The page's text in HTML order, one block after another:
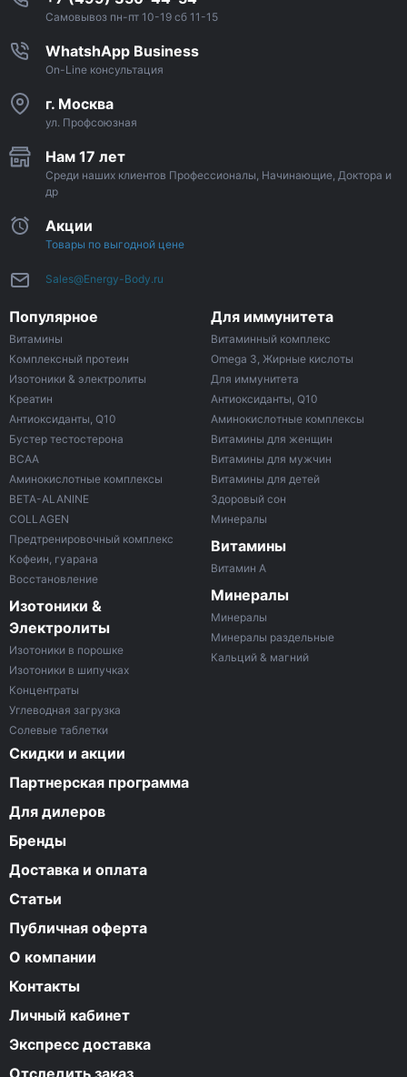
Самовывоз пн-пт 10-19 сб 11-15
WhatshApp Business
On-Line консультация
г. Москва
ул. Профсоюзная
Нам 17 лет
Среди наших клиентов Профессионалы, Начинающие, Доктора и
др
Акции
Товары по выгодной цене
Sales@Energy-Body.ru
Популярное
Витамины
Комплексный протеин
Изотоники & электролиты
Креатин
Антиоксиданты, Q10
Бустер тестостерона
ВСАА
Аминокислотные комплексы
BETA-ALANINE
COLLAGEN
Предтренировочный комплекс
Кофеин, гуарана
Восстановление
Изотоники &
Электролиты
Изотоники в порошке
Изотоники в шипучках
Концентраты
Углеводная загрузка
Солевые таблетки
Для иммунитета
Витаминный комплекс
Omega 3, Жирные кислоты
Для иммунитета
Антиоксиданты, Q10
Аминокислотные комплексы
Витамины для женщин
Витамины для мужчин
Витамины для детей
Здоровый сон
Минералы
Витамины
Витамин A
Минералы
Минералы
Минералы раздельные
Кальций & магний
Скидки и акции
Партнерская программа
Для дилеров
Бренды
Доставка и оплата
Статьи
Публичная оферта
О компании
Контакты
Личный кабинет
Экспресс доставка
Отследить заказ